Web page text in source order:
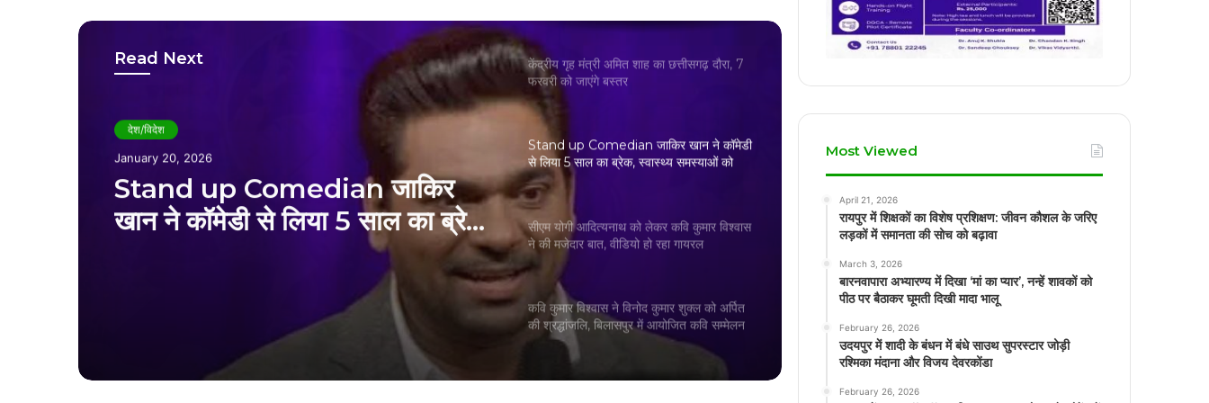
Read Next
देश/विदेश
December 25, 2025
सीएम योगी आदित्यनाथ को लेकर कवि
कुमार विश्वास ने की मजेदार बात, वीडियो
Stand up Comedian जाकिर खान ने कॉमेडी
से लिया 5 साल का ब्रेक, स्वास्थ्य समस्याओं को
बताया मुख्य कारण
सीएम योगी आदित्यनाथ को लेकर कवि कुमार विश्वास
ने की मजेदार बात, वीडियो हो रहा गायरल
कवि कुमार विश्वास ने विनोद कुमार शुक्ल को अर्पित
की श्रद्धांजलि, बिलासपुर में आयोजित कवि सम्मेलन
हुआ स्थगित
लेह (लद्दाख) के पूर्व सांसद जामयांग सेरिंग नामग्याल
आज छत्तीसगढ़ दौरे पर, भाजपा प्रदेश मुख्यालय
कुशाभाऊ ठाकरे परिसर में बैठक लेंगे
Most Viewed
April 21, 2026
रायपुर में शिक्षकों का विशेष प्रशिक्षण: जीवन कौशल के जरिए
लड़कों में समानता की सोच को बढ़ावा
March 3, 2026
बारनवापारा अभ्यारण्य में दिखा ‘मां का प्यार’, नन्हें शावकों को
पीठ पर बैठाकर घूमती दिखी मादा भालू
February 26, 2026
उदयपुर में शादी के बंधन में बंधे साउथ सुपरस्टार जोड़ी
रश्मिका मंदाना और विजय देवरकोंडा
February 26, 2026